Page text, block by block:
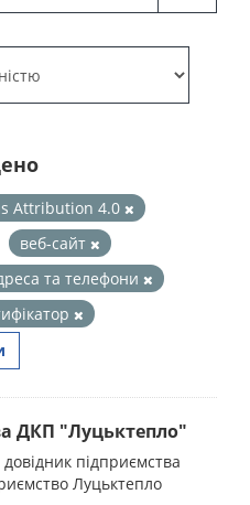
Attribution 4.0
веб-сайт
та телефони
ДКП "Луцьктепло"
підприємства
Луцьктепло